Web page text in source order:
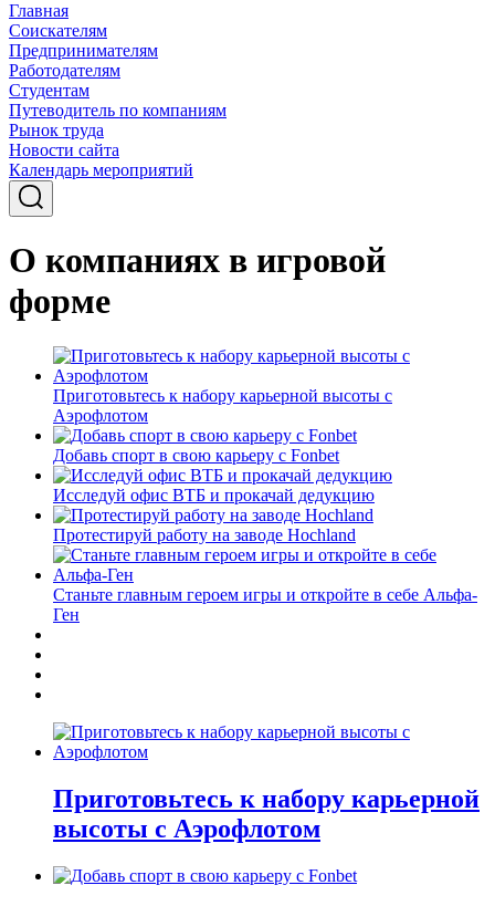
Главная
Соискателям
Предпринимателям
Работодателям
Студентам
Путеводитель по компаниям
Рынок труда
Новости сайта
Календарь мероприятий
О компаниях в игровой
форме
Приготовьтесь к набору карьерной высоты с
Аэрофлотом
Добавь спорт в свою карьеру с Fonbet
Исследуй офис ВТБ и прокачай дедукцию
Протестируй работу на заводе Hochland
Станьте главным героем игры и откройте в себе Альфа-
Ген
Приготовьтесь к набору карьерной
высоты с Аэрофлотом